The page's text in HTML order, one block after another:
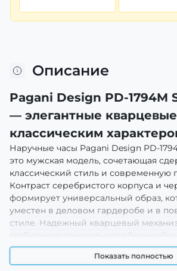
Описание
Pagani Design PD-1794M
— элегантные
классическим
Наручные часы Pagani Design PD-
это мужская модель, сочетающая
классический стиль и современную
Контраст серебристого корпуса и
формирует универсальный образ,
уместен в деловом гардеробе и в
стиле. Надежный кварцевый
стабильную точность хода без
корректировки, а четкая разметка
позволяет легко считывать время
Показать полностью